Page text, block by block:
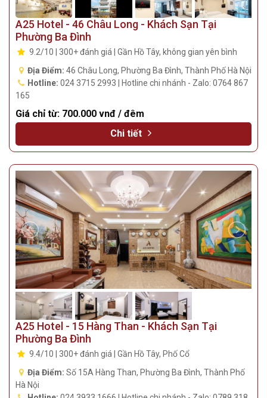
A25 Hotel - 46 Châu Long - Khách Sạn Tại
Phường Ba Đình
9.2/10 | 300+ đánh giá | Gần Hồ Tây, không gian yên bình
Địa Điểm: 46 Châu Long, Phường Ba Đình, Thành Phố Hà Nội
Hotline: 024 3715 2993 | Hotline chi nhánh - Zalo: 0764 867
165
Giá chỉ từ: 700.000 vnđ / đêm
Chi tiết
A25 Hotel - 15 Hàng Than - Khách Sạn Tại
Phường Ba Đình
9.4/10 | 300+ đánh giá | Gần Hồ Tây, Phố Cổ
Địa Điểm: Số 15A Hàng Than, Phường Ba Đình, Thành Phố
Hà Nội